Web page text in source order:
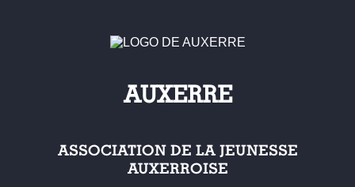
AUXERRE
ASSOCIATION DE LA JEUNESSE
AUXERROISE